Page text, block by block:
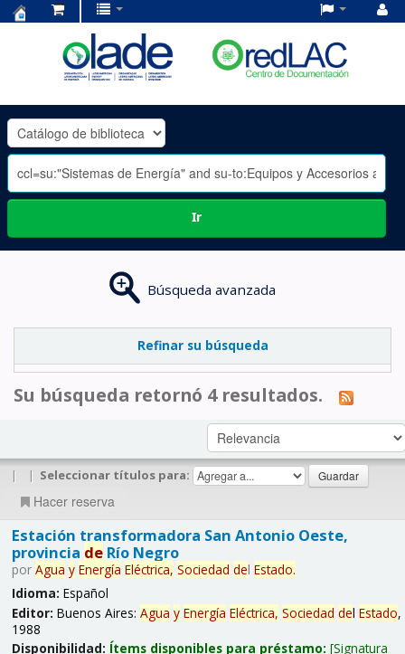
OLADE
-
Ir
Búsqueda avanzada
Refinar su búsqueda
Su búsqueda retornó 4 resultados.
| | Seleccionar títulos para:
Hacer reserva
Estación transformadora San Antonio Oeste,
provincia deRío Negro
por Agua y Energía Eléctrica, Sociedad del Estado.
Idioma: Español
Editor: Buenos Aires: Agua y Energía Eléctrica, Sociedad del Estado,
1988
Disponibilidad: Ítems disponibles para préstamo: Signatura